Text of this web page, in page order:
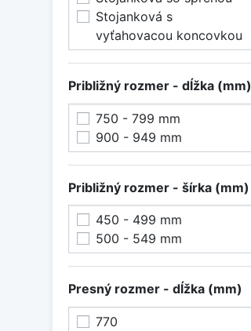
Stojanková s
vyťahovacou koncovkou
Približný rozmer - dĺžka (mm)
750 - 799 mm
900 - 949 mm
Približný rozmer - šírka (mm)
450 - 499 mm
500 - 549 mm
Presný rozmer - dĺžka (mm)
770